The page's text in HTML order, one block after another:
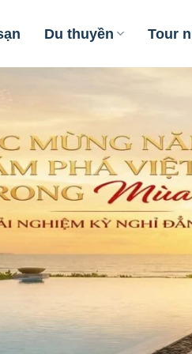
Du thuyền Tour